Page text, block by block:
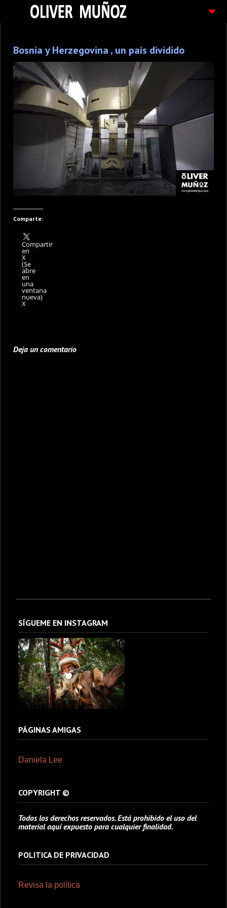
FOTOGRAFIAS
CONTACTO
PEDIDOS
Bosnia y Herzegovina , un país dividido
Comparte:
Compartir
en
X
(Se
abre
en
una
ventana
nueva)
X
Deja un comentario
SÍGUEME EN INSTAGRAM
PÁGINAS AMIGAS
Daniela Lee
COPYRIGHT ©
Todos los derechos reservados. Está prohibido el uso del
material aquí expuesto para cualquier finalidad.
POLITICA DE PRIVACIDAD
Revisa la política